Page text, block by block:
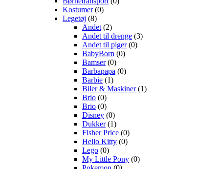
Kostumer(0)
Legetøj (8)
Andet (2)
Andet til drenge (3)
Andet til piger(0)
BabyBorn (0)
Bamser(0)
Barbapapa (0)
Barbie (1)
Biler & Maskiner(1)
Brio (0)
Brio (0)
Disney (0)
Dukker(1)
Fisher Price (0)
Hello Kitty (0)
Lego (0)
My Little Pony (0)